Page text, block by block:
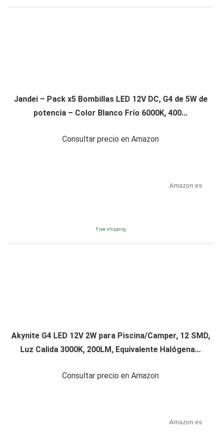
Jandei – Pack x5 Bombillas LED 12V DC, G4 de 5W de
potencia – Color Blanco Frío 6000K, 400...
Consultar precio en Amazon
Amazon.es
Free shipping
Akynite G4 LED 12V 2W para Piscina/Camper, 12 SMD,
Luz Calida 3000K, 200LM, Equivalente Halógena...
Consultar precio en Amazon
Amazon.es